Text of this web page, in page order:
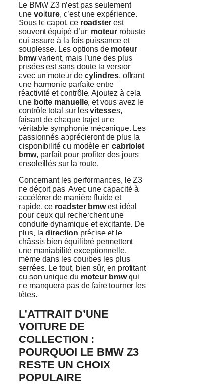
Le BMW Z3 n’est pas seulement
une voiture, c’est une expérience.
Sous le capot, ce roadster est
souvent équipé d’un moteur robuste
qui assure à la fois puissance et
souplesse. Les options de moteur
bmwvarient, mais l’une des plus
prisées est sans doute la version
avec un moteur de cylindres, offrant
une harmonie parfaite entre
réactivité et contrôle. Ajoutez à cela
une boite manuelle, et vous avez le
contrôle total sur les vitesses,
faisant de chaque trajet une
véritable symphonie mécanique. Les
passionnés apprécieront de plus la
disponibilité du modèle en cabriolet
bmw, parfait pour profiter des jours
ensoleillés sur la route.
Concernant les performances, le Z3
ne déçoit pas. Avec une capacité à
accélérer de manière fluide et
rapide, ce roadster bmwest idéal
pour ceux qui recherchent une
conduite dynamique et excitante. De
plus, la direction précise et le
châssis bien équilibré permettent
une maniabilité exceptionnelle,
même dans les courbes les plus
serrées. Le tout, bien sûr, en profitant
du son unique du moteur bmwqui
ne manquera pas de faire tourner les
têtes.
L’ATTRAIT D’UNE
VOITURE DE
COLLECTION :
POURQUOI LE BMW Z3
RESTE UN CHOIX
POPULAIRE